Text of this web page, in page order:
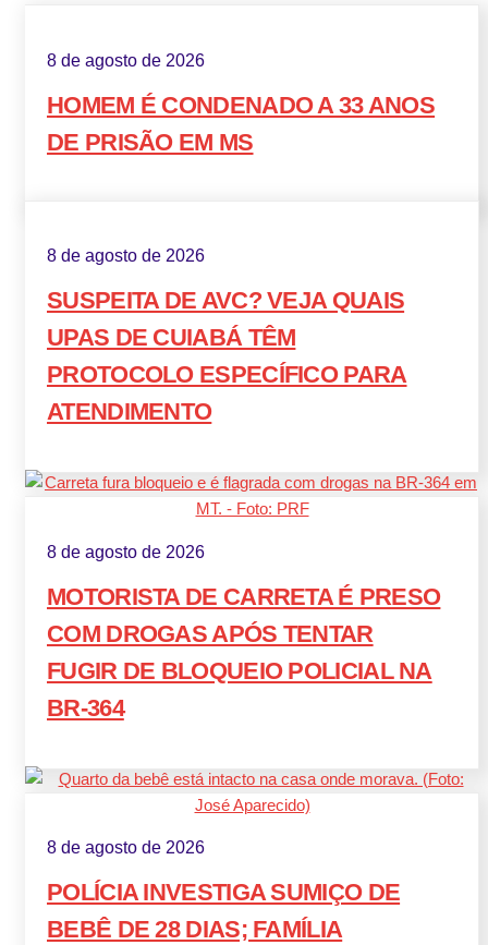
8 de agosto de 2026
HOMEM É CONDENADO A 33 ANOS
DE PRISÃO EM MS
8 de agosto de 2026
SUSPEITA DE AVC? VEJA QUAIS
UPAS DE CUIABÁ TÊM
PROTOCOLO ESPECÍFICO PARA
ATENDIMENTO
8 de agosto de 2026
MOTORISTA DE CARRETA É PRESO
COM DROGAS APÓS TENTAR
FUGIR DE BLOQUEIO POLICIAL NA
BR-364
8 de agosto de 2026
POLÍCIA INVESTIGA SUMIÇO DE
BEBÊ DE 28 DIAS; FAMÍLIA